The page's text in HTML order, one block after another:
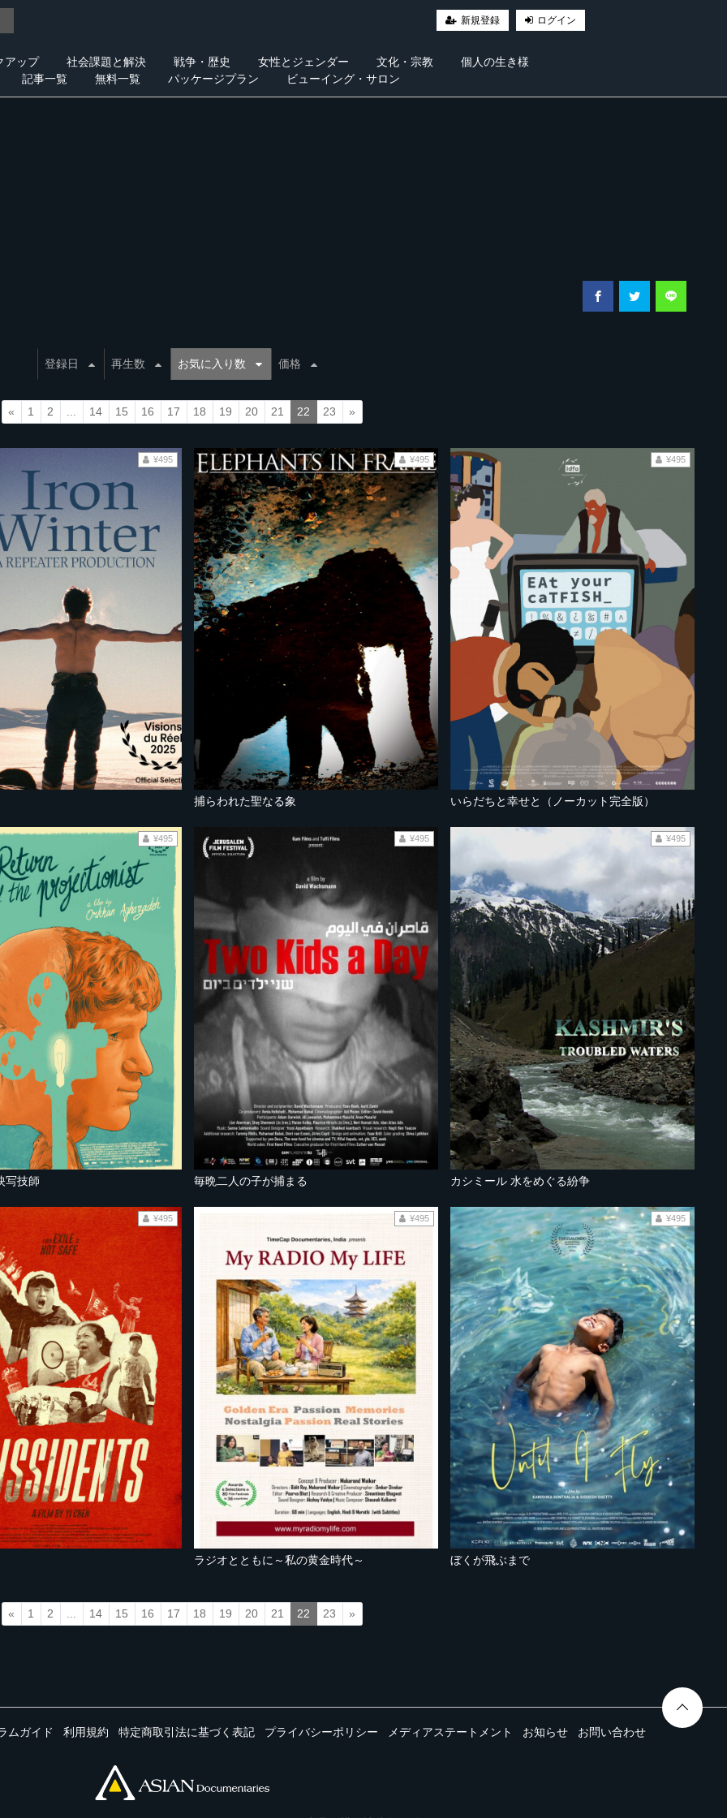
新規登録 ログイン
アップ 社会課題と解決 戦争・歴史 女性とジェンダー 文化・宗教
個人の生き様
記事一覧
無料一覧 パッケージプラン ビューイング・サロン
登録日 再生数 お気に入り数 価格
« 1 2 14 15 16 17 18 19 20 21 22 23 »
¥495
捕らわれた聖なる象
¥495
いらだちと幸せと（ノーカット完全版）
¥495
写技師
¥495
毎晩二人の子が捕まる
¥495
カシミール 水をめぐる紛争
¥495
¥495
ラジオとともに～私の黄金時代～
¥495
ぼくが飛ぶまで
¥495
« 1 2 14 15 16 17 18 19 20 21 22 23 »
ムガイド 利用規約 特定商取引法に基づく表記 プライバシーポリシー メディアステートメント お知らせ お問い合わせ